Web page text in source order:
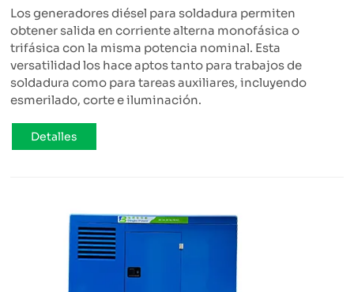
Los generadores diésel para soldadura permiten
obtener salida en corriente alterna monofásica o
trifásica con la misma potencia nominal. Esta
versatilidad los hace aptos tanto para trabajos de
soldadura como para tareas auxiliares, incluyendo
esmerilado, corte e iluminación.
Detalles